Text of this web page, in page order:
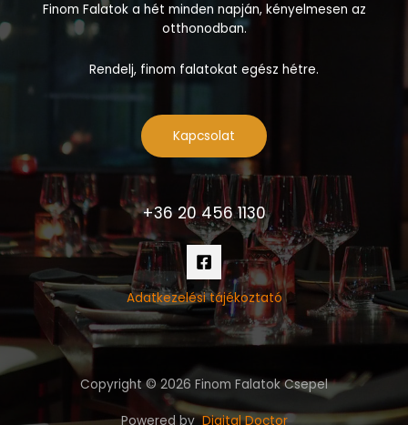
Finom Falatok a hét minden napján, kényelmesen az
otthonodban.
Rendelj, finom falatokat egész hétre.
Kapcsolat
+36 20 456 1130
Adatkezelési tájékoztató
Copyright © 2026 Finom Falatok Csepel
Powered byDigital Doctor